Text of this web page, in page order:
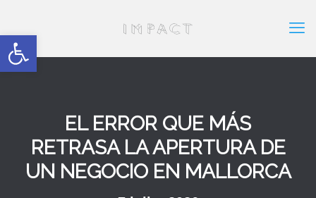
Abrir barra de herramientas
EL ERROR QUE MÁS
RETRASA LA APERTURA DE
UN NEGOCIO EN MALLORCA